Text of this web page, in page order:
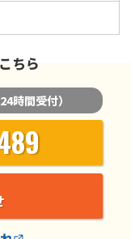
ちら
時間受付）